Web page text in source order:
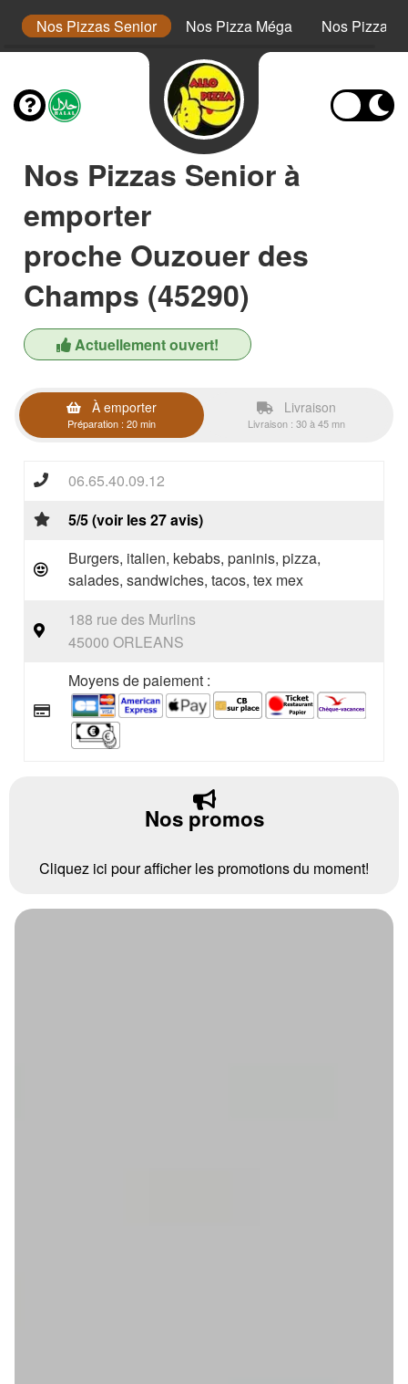
Nos Pizzas Senior Nos Pizza Méga Nos Pizzas
Nos Pizzas Senior à
emporter
proche Ouzouer des
Champs (45290)
Actuellement ouvert!
À emporter
Préparation : 20 min
Livraison
Livraison : 30 à 45 mn
06.65.40.09.12
5/5 (voir les 27 avis)
Burgers, italien, kebabs, paninis, pizza,
salades, sandwiches, tacos, tex mex
188 rue des Murlins
45000 ORLEANS
Moyens de paiement :
Nos promos
Cliquez ici pour afficher les promotions du moment!